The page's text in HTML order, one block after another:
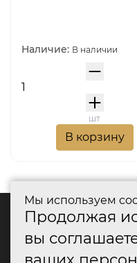
Наличие: В наличии
шт
В корзину
Мы используем
Продолжая
вы